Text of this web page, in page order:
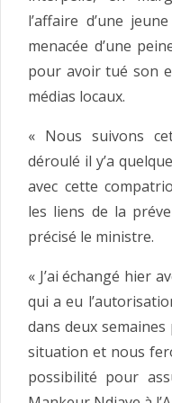
l’affaire d’une
menacée d’une
pour avoir tué son
médias locaux.
« Nous suivons
déroulé il y’a
avec cette
les liens de la
précisé le ministre.
« J’ai échangé hier
qui a eu
dans deux
situation et nous
possibilité pour